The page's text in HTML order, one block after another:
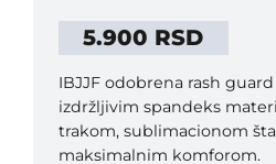
5.900 RSD
IBJJF odobrena rash
izdržljivim spandeks
trakom, sublimacionom
maksimalnim komforom.